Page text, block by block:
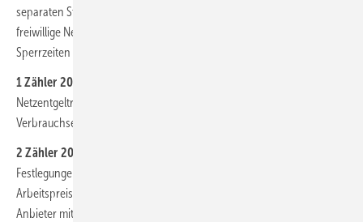
separaten Stromzähler und einen WP-Stromtarif, dem zumeist eine
freiwillige Netzentgeltreduzierung im Gegenzug für aktivierbare
Sperrzeiten zugrunde liegt.
1 Zähler 2024
Netzentgeltreduzierung gemäß Modul 1 für steuerbare
Verbrauchseinrichtungen nach § 14a EnWG (BNetzA-Festlegungen).
2 Zähler 2024
Festlegungen mit einer verpflichtenden Reduzierung des Netzentgelt-
Arbeitspreises um 60 %. Seit September 2024 gibt es zwar die ersten
Anbieter mit Modul-2-Tarifen, jedoch noch keinen echten